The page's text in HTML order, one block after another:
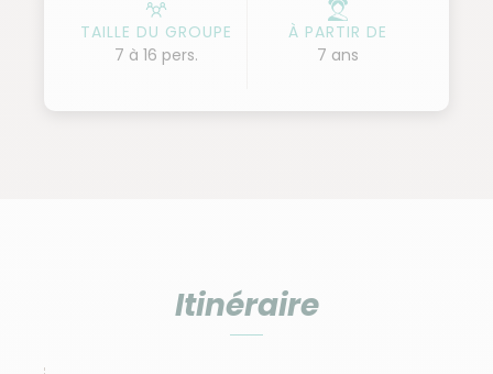
inoubliables à partager en famille.
TAILLE DU GROUPE
7 à 16 pers.
À PARTIR DE
7 ans
Itinéraire